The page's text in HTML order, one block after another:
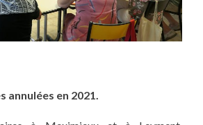
annulées en 2021.